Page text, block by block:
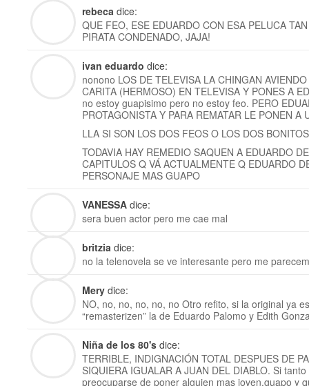
rebeca dice:
QUE FEO, ESE EDUARDO CON ESA PELUCA
PIRATA CONDENADO, JAJA!
ivan eduardo dice:
nonono LOS DE TELEVISA LA CHINGAN
CARITA (HERMOSO) EN TELEVISA Y PONES A
no estoy guapisimo pero no estoy feo. PERO
PROTAGONISTA Y PARA REMATAR LE PONEN A
LLA SI SON LOS DOS FEOS O LOS DOS BONITOS
TODAVIA HAY REMEDIO SAQUEN A EDUARDO
CAPITULOS Q VÁ ACTUALMENTE Q EDUARDO
PERSONAJE MAS GUAPO
VANESSA dice:
sera buen actor pero me cae mal
britzia dice:
no la telenovela se ve interesante pero me
Mery dice:
NO, no, no, no, no, no Otro refito, si la original ya
“remasterizen” la de Eduardo Palomo y Edith
Niña de los 80's dice:
TERRIBLE, INDIGNACIÓN TOTAL DESPUES DE
SIQUIERA IGUALAR A JUAN DEL DIABLO. Si
preocuparse de poner alguien mas joven,guapo y